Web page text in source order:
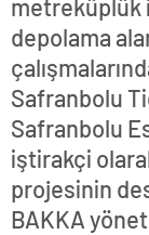
metreküplük
depolama
Safranbolu
Safranbolu
iştirakçi
projesinin
BAKKA